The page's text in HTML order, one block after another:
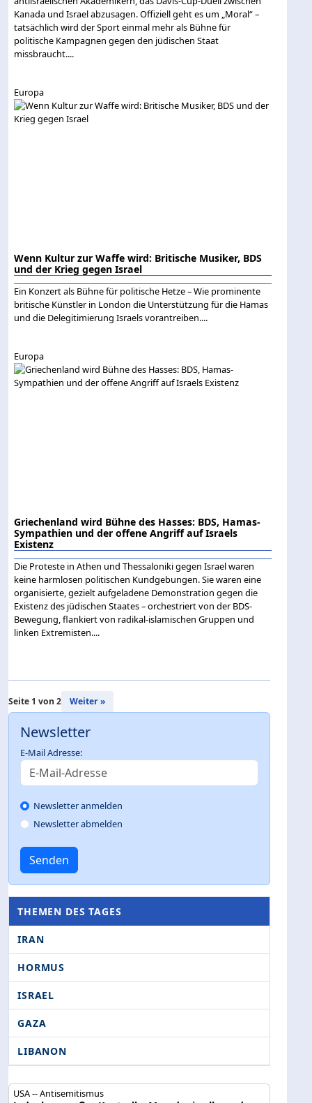
Kanada und Israel abzusagen. Offiziell geht es um „Moral“ –
tatsächlich wird der Sport einmal mehr als Bühne für
politische Kampagnen gegen den jüdischen Staat
missbraucht....
Europa
Wenn Kultur zur Waffe wird: Britische Musiker, BDS
und der Krieg gegen Israel
Ein Konzert als Bühne für politische Hetze – Wie prominente
britische Künstler in London die Unterstützung für die Hamas
und die Delegitimierung Israels vorantreiben....
Europa
Griechenland wird Bühne des Hasses: BDS, Hamas-
Sympathien und der offene Angriff auf Israels
Existenz
Die Proteste in Athen und Thessaloniki gegen Israel waren
keine harmlosen politischen Kundgebungen. Sie waren eine
organisierte, gezielt aufgeladene Demonstration gegen die
Existenz des jüdischen Staates – orchestriert von der BDS-
Bewegung, flankiert von radikal-islamischen Gruppen und
linken Extremisten....
Seite 1 von 2 Weiter »
Newsletter
E-Mail Adresse:
Newsletter anmelden
Newsletter abmelden
Senden
THEMEN DES TAGES
IRAN
HORMUS
ISRAEL
GAZA
LIBANON
USA -- Antisemitismus